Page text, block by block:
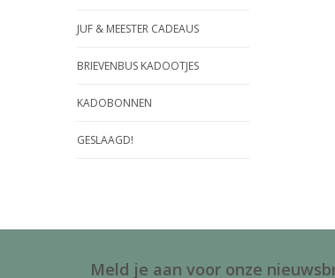
JUF & MEESTER CADEAUS
BRIEVENBUS KADOOTJES
KADOBONNEN
GESLAAGD!
Meld je aan voor onze